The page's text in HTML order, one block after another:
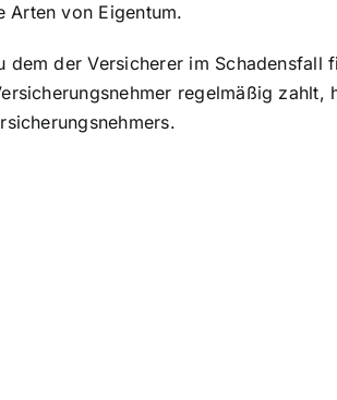
Arten von Eigentum.
dem der Versicherer im
regelmäßig